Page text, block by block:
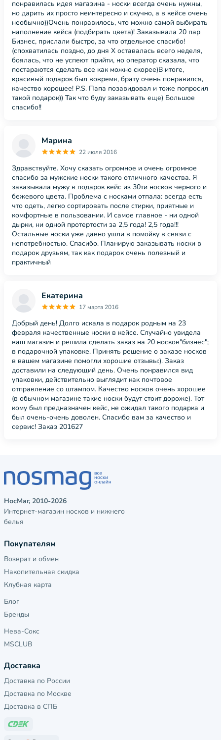
понравилась идея магазина - носки всегда очень нужны,
но дарить их просто неинтересно и скучно, а в кейсе очень
необычно))Очень понравилось, что можно самой выбирать
наполнение кейса (подбирать цвета)! Заказывала 20 пар
Бизнес, прислали быстро, за что отдельное спасибо!
(спохватилась поздно, до дня Х оставалась всего неделя,
боялась, что не успеют прийти, но оператор сказала, что
постараются сделать все как можно скорее)В итоге,
красивый подарок был вовремя, брату очень понравился,
качество хорошее! P.S. Папа позавидовал и тоже попросил
такой подарок)) Так что буду заказывать еще) Большое
спасибо!!
Марина
22 июля 2016
Здравствуйте. Хочу сказать огромное и очень огромное
спасибо за мужские носки такого отличного качества. Я
заказывала мужу в подарок кейс из 30ти носков черного и
бежевого цвета. Проблема с носками отпала: всегда есть
что одеть, легко сортировать после стирки, приятные и
комфортные в пользовании. И самое главное - ни одной
дырки, ни одной протертости за 2,5 года! 2,5 года!!!
Остальные носки уже давно ушли в помойку в связи с
непотребностью. Спасибо. Планирую заказывать носки в
подарок друзьям, так как подарок очень полезный и
практичный
Екатерина
17 марта 2016
Добрый день! Долго искала в подарок родным на 23
февраля качественные носки в кейсе. Случайно увидела
ваш магазин и решила сделать заказ на 20 носков"бизнес";
в подарочной упаковке. Принять решение о заказе носков
в вашем магазине помогли хорошие отзывы:). Заказ
доставили на следующий день. Очень понравился вид
упаковки, действительно выглядит как почтовое
отправление со штампом. Качество носков очень хорошее
(в обычном магазине такие носки будут стоит дороже). Тот
кому был предназначен кейс, не ожидал такого подарка и
был очень-очень доволен. Спасибо вам за качество и
сервис! Заказ 201627
НосМаг, 2010-2026
Интернет-магазин носков и нижнего
белья
Покупателям
Возврат и обмен
Накопительная скидка
Клубная карта
Блог
Бренды
Нева-Сокс
MSCLUB
Доставка
Доставка по России
Доставка по Москве
Доставка в СПБ